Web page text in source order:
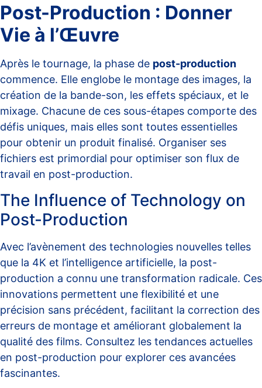
Post-Production : Donner
Vie à l’Œuvre
Après le tournage, la phase de post-production
commence. Elle englobe le montage des images, la
création de la bande-son, les effets spéciaux, et le
mixage. Chacune de ces sous-étapes comporte des
défis uniques, mais elles sont toutes essentielles
pour obtenir un produit finalisé. Organiser ses
fichiers est primordial pour optimiser son flux de
travail en post-production.
The Influence of Technology on
Post-Production
Avec l’avènement des technologies nouvelles telles
que la 4K et l’intelligence artificielle, la post-
production a connu une transformation radicale. Ces
innovations permettent une flexibilité et une
précision sans précédent, facilitant la correction des
erreurs de montage et améliorant globalement la
qualité des films. Consultez les tendances actuelles
en post-production pour explorer ces avancées
fascinantes.